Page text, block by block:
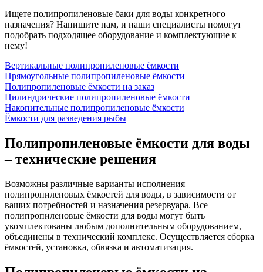
Ищете полипропиленовые баки для воды конкретного
назначения? Напишите нам, и наши специалисты помогут
подобрать подходящее оборудование и комплектующие к
нему!
Вертикальные полипропиленовые ёмкости
Прямоугольные полипропиленовые ёмкости
Полипропиленовые ёмкости на заказ
Цилиндрические полипропиленовые ёмкости
Накопительные полипропиленовые ёмкости
Ёмкости для разведения рыбы
Полипропиленовые ёмкости для воды
– технические решения
Возможны различные варианты исполнения
полипропиленовых ёмкостей для воды, в зависимости от
ваших потребностей и назначения резервуара. Все
полипропиленовые ёмкости для воды могут быть
укомплектованы любым дополнительным оборудованием,
объединены в технический комплекс. Осуществляется сборка
ёмкостей, установка, обвязка и автоматизация.